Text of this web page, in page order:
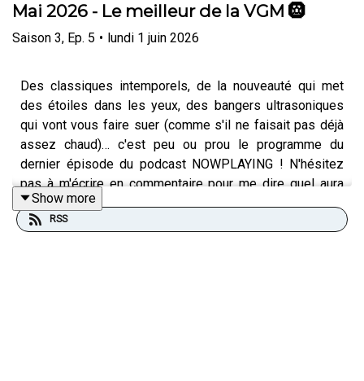
Mai 2026 - Le meilleur de la VGM 🛞
Saison 3, Ep. 5 • lundi 1 juin 2026
Des classiques intemporels, de la nouveauté qui met
des étoiles dans les yeux, des bangers ultrasoniques
qui vont vous faire suer (comme s'il ne faisait pas déjà
assez chaud)… c'est peu ou prou le programme du
dernier épisode du podcast NOWPLAYING ! N'hésitez
pas à m'écrire en commentaire pour me dire quel aura
été votre petit chouchou 💜
Show more
RSS